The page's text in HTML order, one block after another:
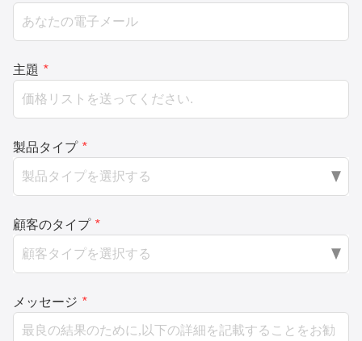
主題 *
製品タイプ *
顧客のタイプ *
メッセージ *